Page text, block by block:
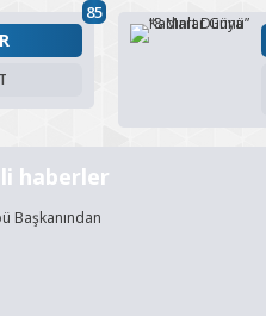
85
haberler